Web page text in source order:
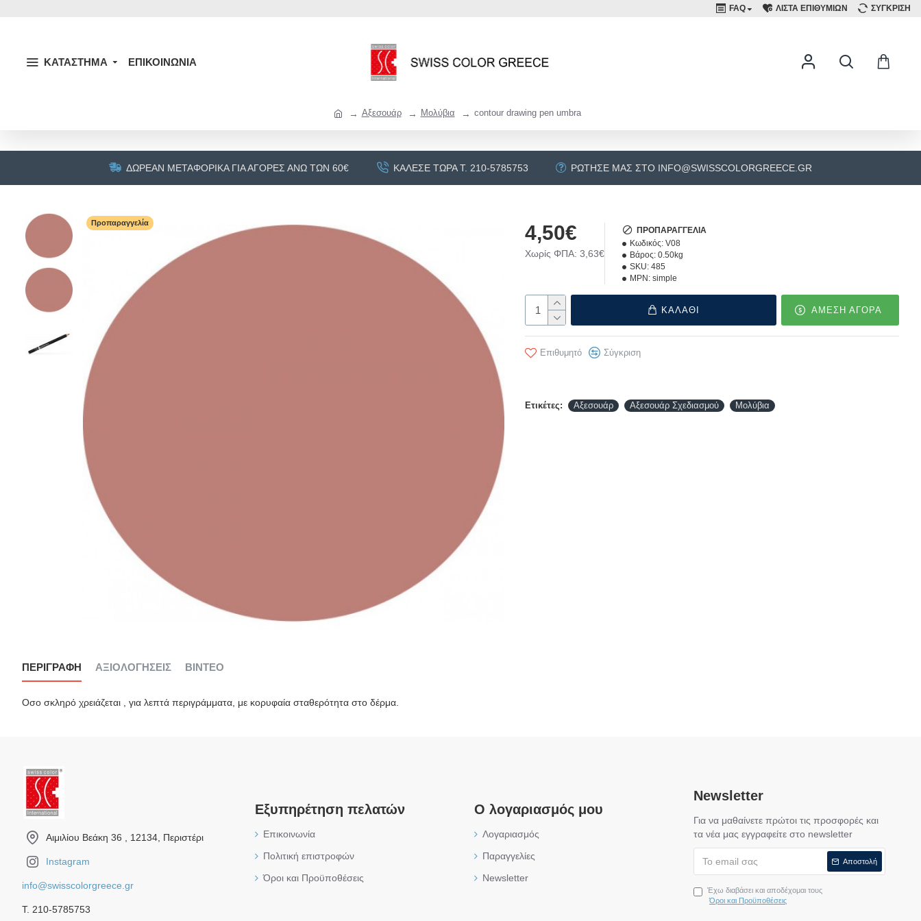
FAQ ΛΙΣΤΑ ΕΠΙΘΥΜΙΩΝ ΣΥΓΚΡΙΣΗ
ΚΑΤΑΣΤΗΜΑ ΕΠΙΚΟΙΝΩΝΙΑ
Αξεσουάρ Μολύβια contour drawing pen umbra
ΔΩΡΕΆΝ ΜΕΤΑΦΟΡΙΚΆ ΓΙΑ ΑΓΟΡΈΣ ΆΝΩ ΤΩΝ 60€ ΚΆΛΕΣΕ ΤΏΡΑ Τ. 210-5785753 ΡΏΤΗΣΕ ΜΑΣ ΣΤΟ INFO@SWISSCOLORGREECE.GR
Προπαραγγελία 4,50€
Χωρίς ΦΠΑ: 3,63€
ΠΡΟΠΑΡΑΓΓΕΛΊΑ
Κωδικός: V08
Βάρος: 0.50kg
SKU: 485
MPN: simple
ΚΑΛΑΘΙ ΑΜΕΣΗ ΑΓΟΡΑ
Επιθυμητό Σύγκριση
Ετικέτες: Αξεσουάρ Αξεσουάρ Σχεδιασμού Μολύβια
ΠΕΡΙΓΡΑΦΉ ΑΞΙΟΛΟΓΉΣΕΙΣ ΒΊΝΤΕΟ
Οσο σκληρό χρειάζεται , για λεπτά περιγράμματα, με κορυφαία σταθερότητα στο δέρμα.
Αιμιλίου Βεάκη 36 , 12134, Περιστέρι
Instagram
info@swisscolorgreece.gr
Τ. 210-5785753
Εξυπηρέτηση πελατών
Επικοινωνία
Πολιτική επιστροφών
Όροι και Προϋποθέσεις
Ο λογαριασμός μου
Λογαριασμός
Παραγγελίες
Newsletter
Newsletter
Για να μαθαίνετε πρώτοι τις προσφορές και
τα νέα μας εγγραφείτε στο newsletter
Αποστολή
Έχω διαβάσει και αποδέχομαι τους
Όροι και Προϋποθέσεις